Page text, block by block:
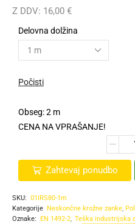
Z DDV: 16,00 €
Delovna dolžina
Počisti
Obseg: 2 m
CENA NA VPRAŠANJE!
Zahtevaj ponudbo
SKU: 01IRS80-1m
Kategorije Neskončne krožne zanke,
Oznake: EN 1492-2, Teška industrijska